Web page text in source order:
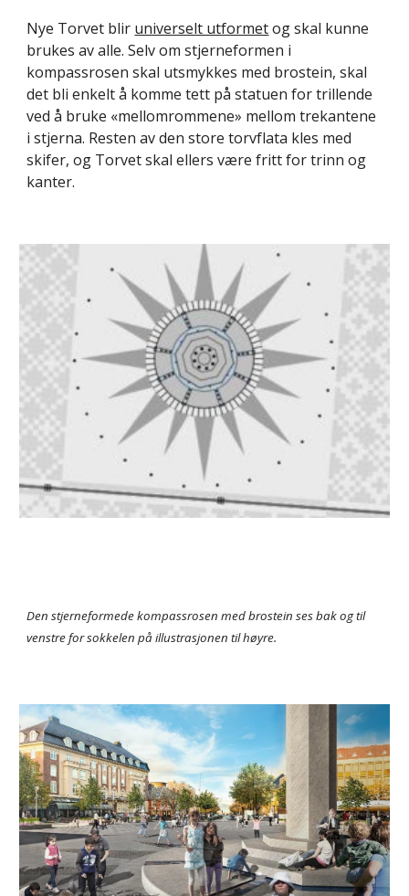
Nye Torvet blir universelt utformet og skal kunne
brukes av alle. Selv om stjerneformen i
kompassrosen skal utsmykkes med brostein, skal
det bli enkelt å komme tett på statuen for trillende
ved å bruke «mellomrommene» mellom trekantene
i stjerna. Resten av den store torvflata kles med
skifer, og Torvet skal ellers være fritt for trinn og
kanter.
Den stjerneformede kompassrosen med brostein ses bak og til
venstre for sokkelen på illustrasjonen til høyre.